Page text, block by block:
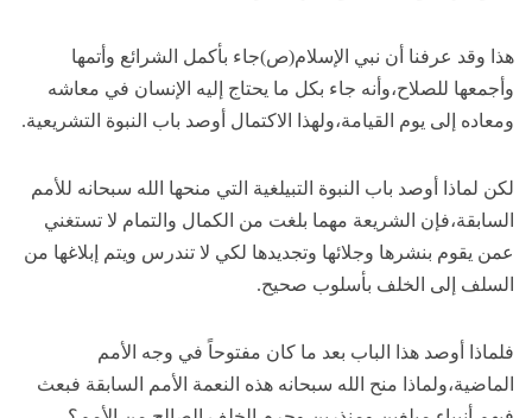
هذا وقد عرفنا أن نبي الإسلام(ص)جاء بأكمل الشرائع وأتمها
وأجمعها للصلاح،وأنه جاء بكل ما يحتاج إليه الإنسان في معاشه
ومعاده إلى يوم القيامة،ولهذا الاكتمال أوصد باب النبوة التشريعية.
لكن لماذا أوصد باب النبوة التبيلغية التي منحها الله سبحانه للأمم
السابقة،فإن الشريعة مهما بلغت من الكمال والتمام لا تستغني
عمن يقوم بنشرها وجلائها وتجديدها لكي لا تندرس ويتم إبلاغها من
السلف إلى الخلف بأسلوب صحيح.
فلماذا أوصد هذا الباب بعد ما كان مفتوحاً في وجه الأمم
الماضية،ولماذا منح الله سبحانه هذه النعمة الأمم السابقة فبعث